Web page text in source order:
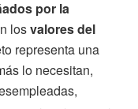
por la
losvalores del
representa una
lo necesitan,